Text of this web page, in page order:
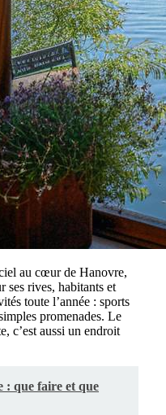
au cœur de Hanovre,
ses rives, habitants et
toute l’année : sports
promenades. Le
c’est aussi un endroit
: que faire et que